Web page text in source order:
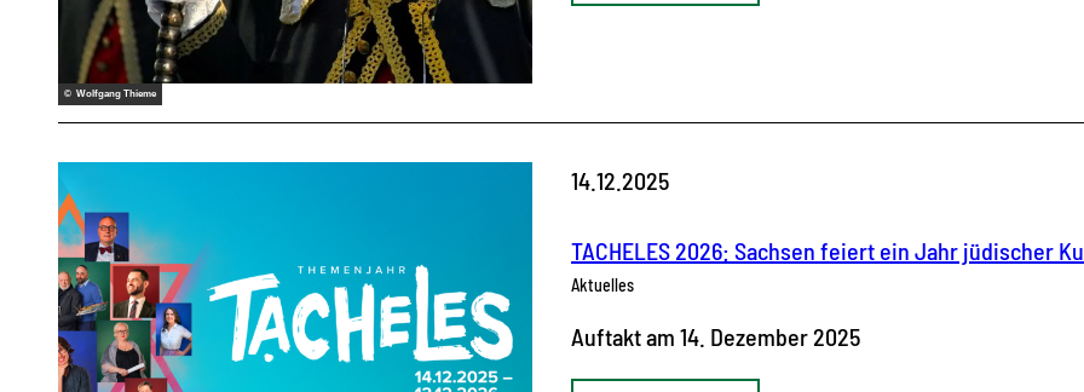
© Wolfgang Thieme
14.12.2025
TACHELES 2026: Sachsen feiert ein Jahr jüdischer
Aktuelles
Auftakt am 14. Dezember 2025